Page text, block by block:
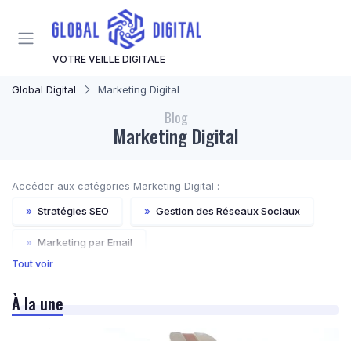
VOTRE VEILLE DIGITALE
Global Digital Marketing Digital
Blog
Marketing Digital
Accéder aux catégories Marketing Digital :
» Stratégies SEO » Gestion des Réseaux Sociaux
» Marketing par Email
» Content Marketing
Tout voir
À la une
Panneau de gestion des cookies